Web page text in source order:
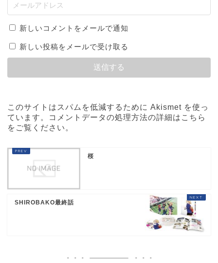
新しいコメントをメールで通知
新しい投稿をメールで受け取る
このサイトはスパムを低減するために Akismet を使っ
ています。
コメントデータの処理方法の詳細はこちら
をご覧ください。
桜
SHIROBAKO最終話